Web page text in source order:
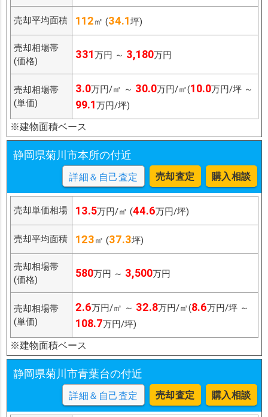
売却平均面積 112㎡ (34.1坪)
売却相場帯
(価格)
331万円 ～ 3,180万円
売却相場帯
(単価)
3.0万円/㎡ ～ 30.0万円/㎡(10.0万円/坪 ～
99.1万円/坪)
※建物面積ベース
静岡県菊川市本所の付近
詳細＆自己査定 売却査定 購入相談
売却単価相場 13.5万円/㎡ (44.6万円/坪)
売却平均面積 123㎡ (37.3坪)
売却相場帯
(価格)
580万円 ～ 3,500万円
売却相場帯
(単価)
2.6万円/㎡ ～ 32.8万円/㎡(8.6万円/坪 ～
108.7万円/坪)
※建物面積ベース
静岡県菊川市青葉台の付近
詳細＆自己査定 売却査定 購入相談